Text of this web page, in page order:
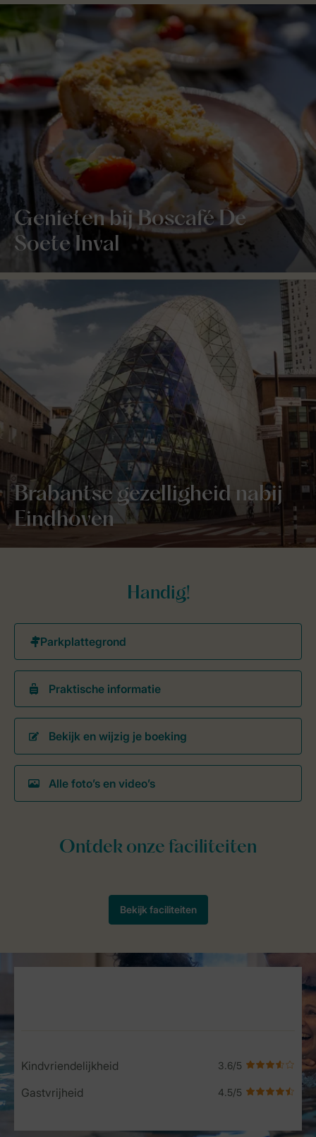
Genieten bij Boscafé De
Soete Inval
Brabantse gezelligheid nabij
Eindhoven
Handig!
Praktische informatie
Bekijk en wijzig je boeking
Alle foto’s en video’s
Service Rating from our guests
Kindvriendelijkheid
Gastvrijheid